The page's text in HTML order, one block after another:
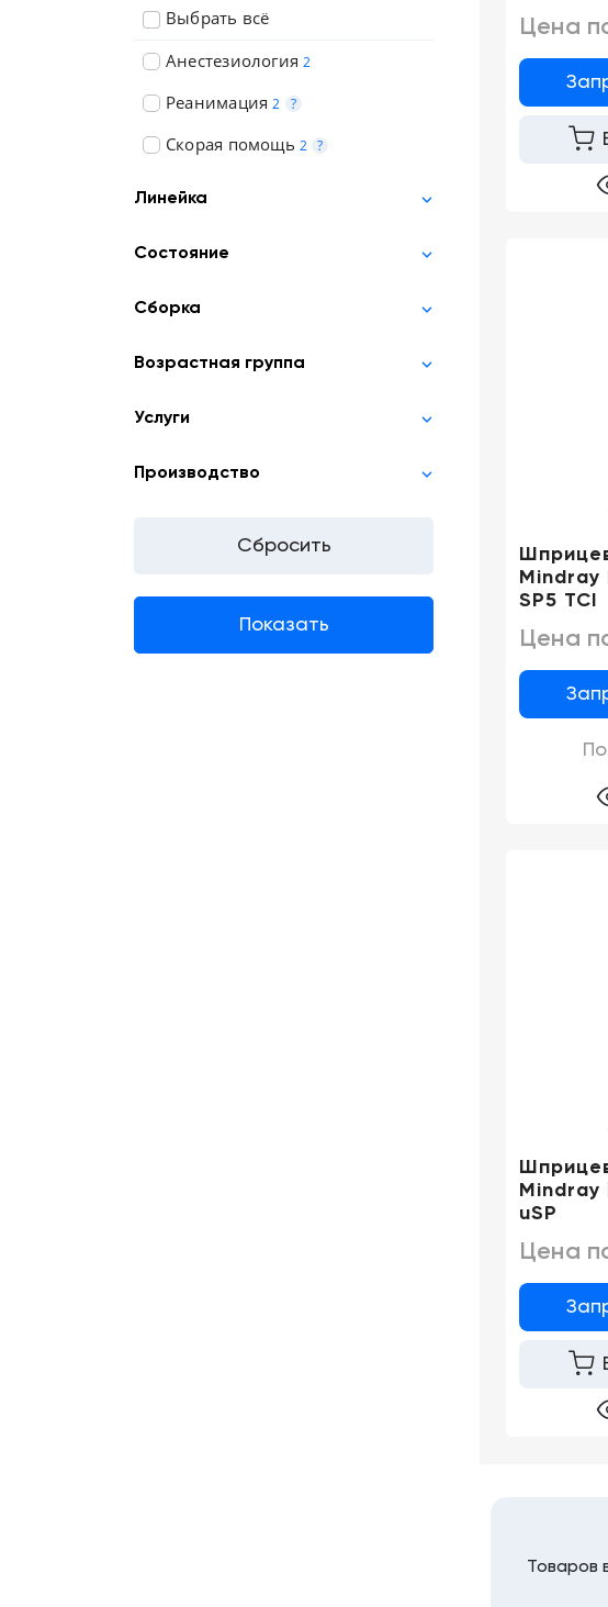
Выбрать всё
Анестезиология 2
Реанимация 2 ?
Скорая помощь 2 ?
Линейка
Состояние
Сборка
Возрастная группа
Услуги
Производство
Цена
Mindray
SP5 TCI
Цена
Mindray
uSP
Цена
Товаров